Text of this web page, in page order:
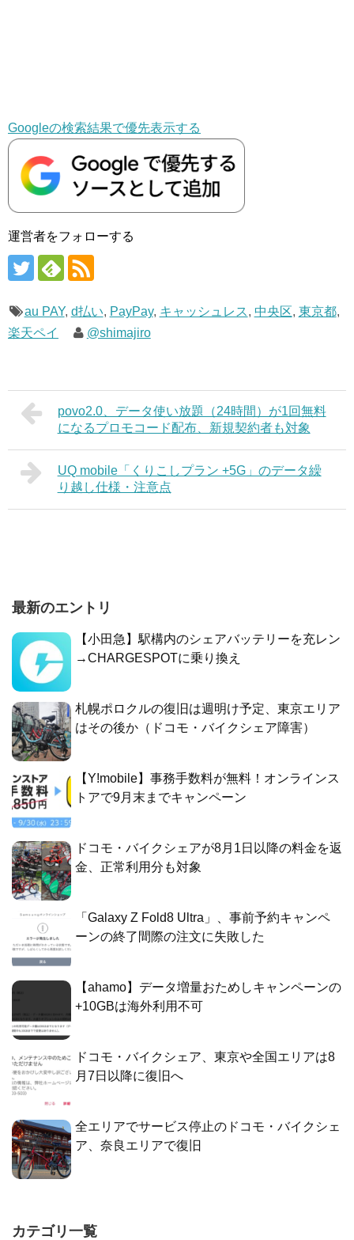
Googleの検索結果で優先表示する
運営者をフォローする
au PAY, d払い, PayPay, キャッシュレス, 中央区, 東京都,
楽天ペイ
@shimajiro
povo2.0、データ使い放題（24時間）が1回無料
になるプロモコード配布、新規契約者も対象
UQ mobile「くりこしプラン +5G」のデータ繰
り越し仕様・注意点
最新のエントリ
【小田急】駅構内のシェアバッテリーを充レン
→CHARGESPOTに乗り換え
札幌ポロクルの復旧は週明け予定、東京エリア
はその後か（ドコモ・バイクシェア障害）
【Y!mobile】事務手数料が無料！オンラインス
トアで9月末までキャンペーン
ドコモ・バイクシェアが8月1日以降の料金を返
金、正常利用分も対象
「Galaxy Z Fold8 Ultra」、事前予約キャンペ
ーンの終了間際の注文に失敗した
【ahamo】データ増量おためしキャンペーンの
+10GBは海外利用不可
ドコモ・バイクシェア、東京や全国エリアは8
月7日以降に復旧へ
全エリアでサービス停止のドコモ・バイクシェ
ア、奈良エリアで復旧
カテゴリ一覧